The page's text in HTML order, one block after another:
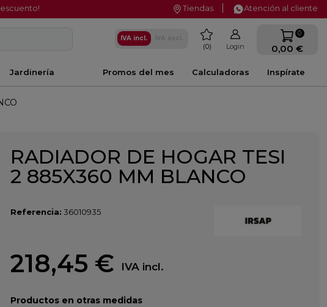
Tiendas Atención al cliente
IVA incl. favorite
0 Login
0
0,00 €
Jardinería Inspírate
Calculadoras
Promos del mes
RADIADOR DE HOGAR TESI
2 885X360 MM BLANCO
Referencia: 36010935
218,45 € IVA incl.
Productos en otras medidas